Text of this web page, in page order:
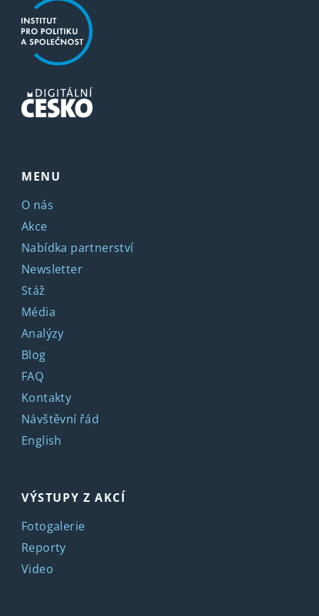
MENU
O nás
Akce
Nabídka partnerství
Newsletter
Stáž
Média
Analýzy
Blog
FAQ
Kontakty
Návštěvní řád
English
VÝSTUPY Z AKCÍ
Fotogalerie
Reporty
Video